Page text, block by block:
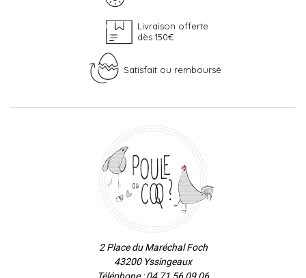
Livraison offerte
dès 150€
Satisfait ou remboursé
2 Place du Maréchal Foch
43200 Yssingeaux